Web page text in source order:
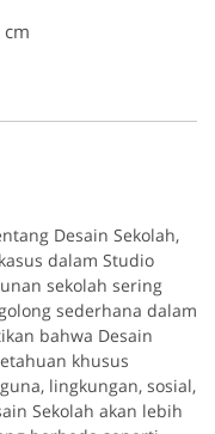
Desain Sekolah,
dalam Studio
sekolah sering
sederhana dalam
bahwa Desain
khusus
lingkungan, sosial,
Sekolah akan lebih